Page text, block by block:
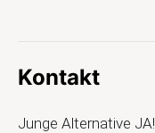
Kontakt
Junge Alternative JA!